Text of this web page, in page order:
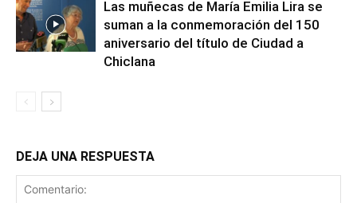
Las muñecas de María Emilia Lira se
suman a la conmemoración del 150
aniversario del título de Ciudad a
Chiclana
DEJA UNA RESPUESTA